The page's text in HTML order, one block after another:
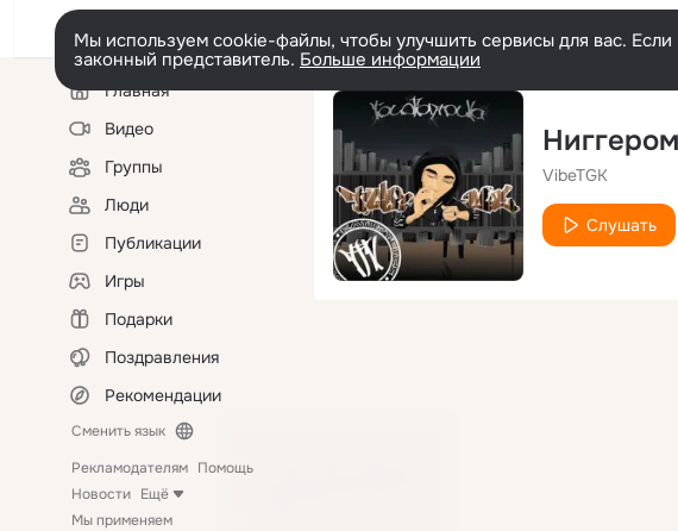
Мы используем cookie-файлы, чтобы улучшить сервисы для вас.
законный представитель. Больше информации
Левая
колонкаГлавная
Видео
Группы
Люди
Публикации
Игры
Подарки
Поздравления
Рекомендации
Сменить язык
Рекламодателям Помощь
Новости Ещё
Мы применяем
VibeTGK
Слушать